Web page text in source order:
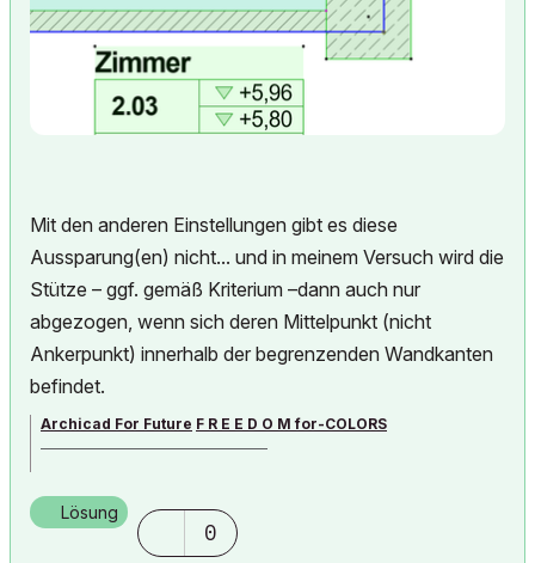
Mit den anderen Einstellungen gibt es diese
Aussparung(en) nicht... und in meinem Versuch wird die
Stütze – ggf. gemäß Kriterium –dann auch nur
abgezogen, wenn sich deren Mittelpunkt (nicht
Ankerpunkt) innerhalb der begrenzenden Wandkanten
befindet.
Archicad For Future F R E E D O M for-COLORS
archicad versions 8-29 | mac os 13 | win 11
Lösung
0